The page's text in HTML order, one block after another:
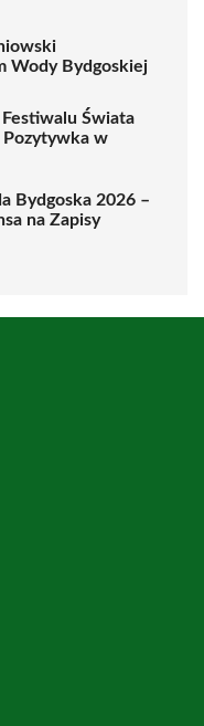
Wody Bydgoskiej
Świata
Pozytywka w
Bydgoska 2026 –
na Zapisy